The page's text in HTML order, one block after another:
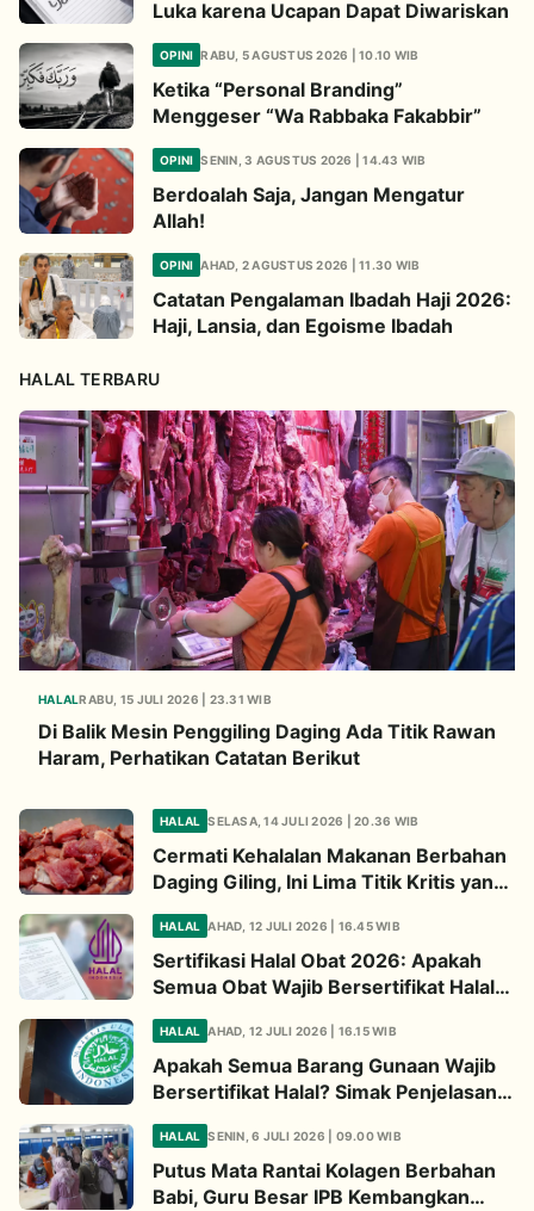
Luka karena Ucapan Dapat Diwariskan
OPINI RABU, 5 AGUSTUS 2026 | 10.10 WIB
Ketika “Personal Branding”
Menggeser “Wa Rabbaka Fakabbir”
OPINI SENIN, 3 AGUSTUS 2026 | 14.43 WIB
Berdoalah Saja, Jangan Mengatur
Allah!
OPINI AHAD, 2 AGUSTUS 2026 | 11.30 WIB
Catatan Pengalaman Ibadah Haji 2026:
Haji, Lansia, dan Egoisme Ibadah
HALAL TERBARU
HALALRABU, 15 JULI 2026 | 23.31 WIB
Di Balik Mesin Penggiling Daging Ada Titik Rawan
Haram, Perhatikan Catatan Berikut
HALAL SELASA, 14 JULI 2026 | 20.36 WIB
Cermati Kehalalan Makanan Berbahan
Daging Giling, Ini Lima Titik Kritis yang
Wajib Diperhatikan
HALAL AHAD, 12 JULI 2026 | 16.45 WIB
Sertifikasi Halal Obat 2026: Apakah
Semua Obat Wajib Bersertifikat Halal?
Begini Penjelasannya
HALAL AHAD, 12 JULI 2026 | 16.15 WIB
Apakah Semua Barang Gunaan Wajib
Bersertifikat Halal? Simak Penjelasan
Ini
HALAL SENIN, 6 JULI 2026 | 09.00 WIB
Putus Mata Rantai Kolagen Berbahan
Babi, Guru Besar IPB Kembangkan